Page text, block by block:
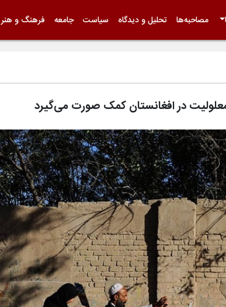
مصاحبه‌ها تحلیل و دیدگاه سیاست جامعه فرهنگ و هنر
معلولیت در افغانستان کمک صورت می‌گیرد